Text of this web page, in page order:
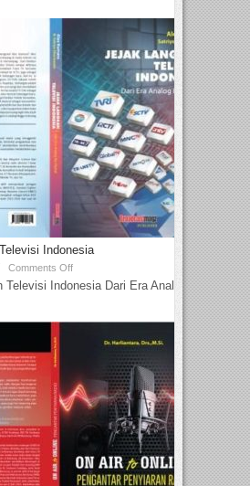
Indonesia
Comments Off
Indonesia Dari Era Analog